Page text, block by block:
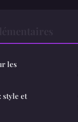
les
style et